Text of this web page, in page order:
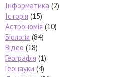
Інформатика (2)
Історія (15)
Астрономія (10)
Біологія (84)
Відео (18)
Географія (1)
Геонауки (4)